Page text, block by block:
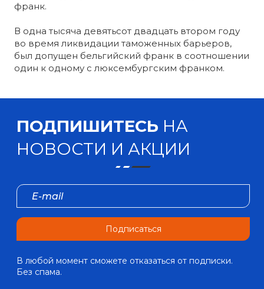
франк.
В одна тысяча девятьсот двадцать втором году
во время ликвидации таможенных барьеров,
был допущен бельгийский франк в соотношении
один к одному с люксембургским франком.
ПОДПИШИТЕСЬ НА
НОВОСТИ И АКЦИИ
Подписаться
В любой момент сможете отказаться от подписки.
Без спама.